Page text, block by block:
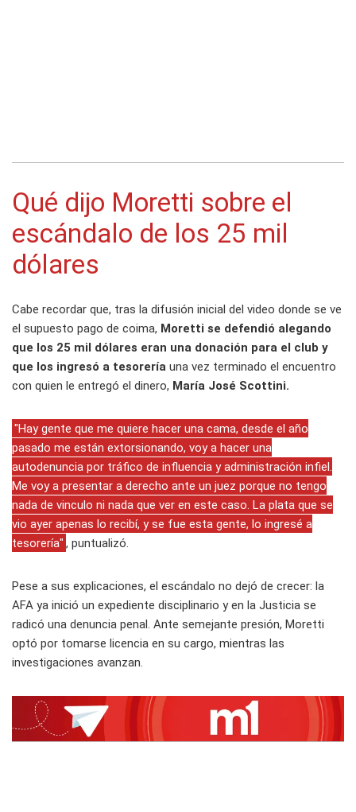
Qué dijo Moretti sobre el
escándalo de los 25 mil
dólares
Cabe recordar que, tras la difusión inicial del video donde se ve
el supuesto pago de coima, Moretti se defendió alegando
que los 25 mil dólares eran una donación para el club y
que los ingresó a tesorería una vez terminado el encuentro
con quien le entregó el dinero, María José Scottini.
"Hay gente que me quiere hacer una cama, desde el año
pasado me están extorsionando, voy a hacer una
autodenuncia por tráfico de influencia y administración infiel.
Me voy a presentar a derecho ante un juez porque no tengo
nada de vinculo ni nada que ver en este caso. La plata que se
vio ayer apenas lo recibí, y se fue esta gente, lo ingresé a
tesorería" , puntualizó.
Pese a sus explicaciones, el escándalo no dejó de crecer: la
AFA ya inició un expediente disciplinario y en la Justicia se
radicó una denuncia penal. Ante semejante presión, Moretti
optó por tomarse licencia en su cargo, mientras las
investigaciones avanzan.